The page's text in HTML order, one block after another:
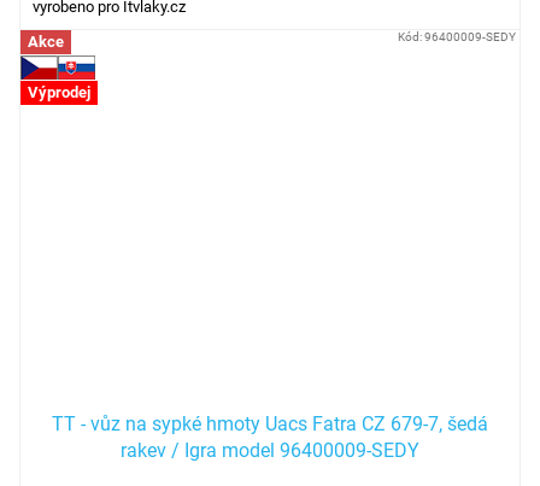
vyrobeno pro Itvlaky.cz
Akce
Výprodej
TT - vůz na sypké hmoty Uacs Fatra CZ 679-7, šedá
rakev / Igra model 96400009-SEDY
Kód:96400009-SEDY